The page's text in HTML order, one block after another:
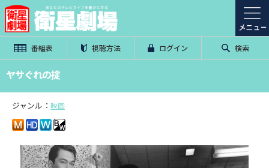
番組表 視聴方法 ログイン 検索
ヤサぐれの掟
ジャンル： 映画